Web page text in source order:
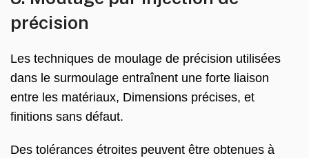
précision
Les techniques de moulage de précision utilisées
dans le surmoulage entraînent une forte liaison
entre les matériaux, Dimensions précises, et
finitions sans défaut.
Des tolérances étroites peuvent être obtenues à